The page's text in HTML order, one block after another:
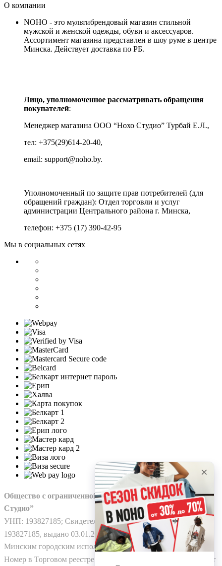
О компании
NOHO - это мультибрендовый магазин стильной
мужской и женской одежды, обуви и аксессуаров.
Ассортимент магазина представлен в шоу руме в центре
Минска. Действует доставка по РБ.
Лицо, уполномоченное рассматривать обращения
покупателей:
Менеджер магазина ООО “Нохо Студио” Турбай Е.Л.,
тел: +375(29)614-20-40,
email: support@noho.by.
Уполномоченный по защите прав потребителей (для
обращений граждан): Отдел торговли и услуг
администрации Центрального района г. Минска,
телефон: +375 (17) 390-42-95
Мы в социальных сетях
Общество с ограниченной ответственностью “Нохо
Студио”
УНП: 193827185; Свидетельство о гос. регистрации №
193827185, выдано 03.01.2025
Минским городским исполнительным комитетом.
Номер в Торговом реестре Республики Беларусь: № 778224 от